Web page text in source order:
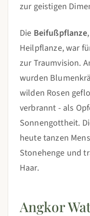
zur geistigen
Die Beifußpflanze
Heilpflanze, war
zur Traumvision.
wurden
wilden Rosen
verbrannt - als
Sonnengottheit.
heute tanzen
Stonehenge und
Haar.
Angkor